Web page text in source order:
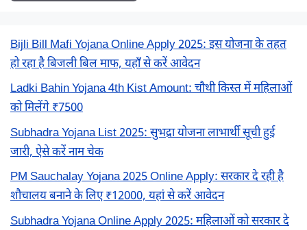
Bijli Bill Mafi Yojana Online Apply 2025: इस योजना के तहत
हो रहा है बिजली बिल माफ, यहाँ से करें आवेदन
Ladki Bahin Yojana 4th Kist Amount: चौथी किस्त में महिलाओं
को मिलेंगे ₹7500
Subhadra Yojana List 2025: सुभद्रा योजना लाभार्थी सूची हुई
जारी, ऐसे करें नाम चेक
PM Sauchalay Yojana 2025 Online Apply: सरकार दे रही है
शौचालय बनाने के लिए ₹12000, यहां से करें आवेदन
Subhadra Yojana Online Apply 2025: महिलाओं को सरकार दे